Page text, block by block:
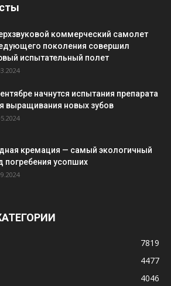
коммерческий самолет
поколения совершил
испытательный полет
начнутся испытания препарата
выращивания новых зубов
кремация — самый экологичный
погребения усопших
7819
4477
4046